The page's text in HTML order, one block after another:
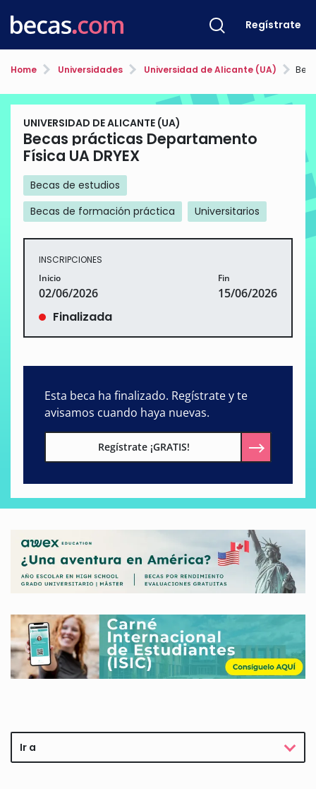
Regístrate
Home Universidades Universidad de Alicante (UA)
UNIVERSIDAD DE ALICANTE (UA)
Becas prácticas Departamento
Física UA DRYEX
Becas de estudios
Becas de formación práctica
Universitarios
INSCRIPCIONES
Inicio
02/06/2026
Fin
15/06/2026
Finalizada
Esta beca ha finalizado. Regístrate y te
avisamos cuando haya nuevas.
Regístrate ¡GRATIS!
Ir a